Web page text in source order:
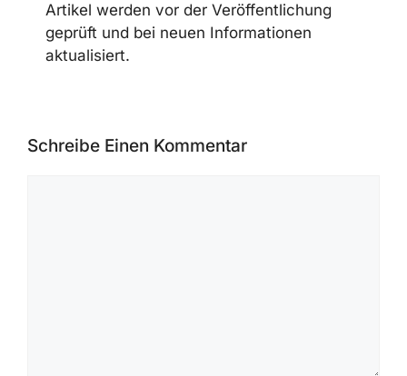
Artikel werden vor der Veröffentlichung
geprüft und bei neuen Informationen
aktualisiert.
Schreibe Einen Kommentar